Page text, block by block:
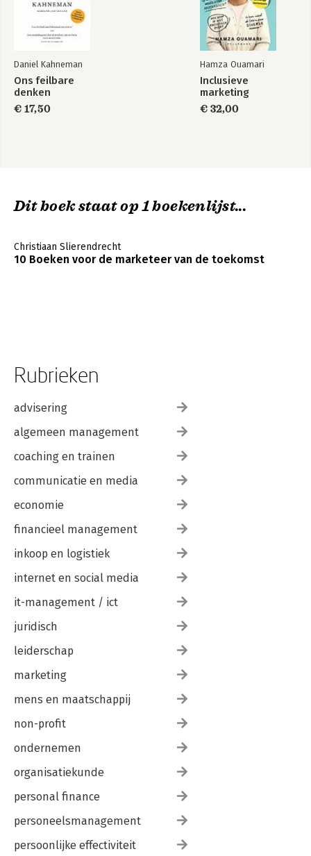
En nu is het aan sales 216
Close the loop 218
Blijf ontwikkelen 219
Dank 220
Daniel Kahneman
Ons feilbare
denken
€ 17,50
Hamza Ouamari
Inclusieve
marketing
€ 32,00
Dit boek staat op 1 boekenlijst...
Christiaan Slierendrecht
10 Boeken voor de marketeer van de toekomst
Rubrieken
advisering
algemeen management
coaching en trainen
communicatie en media
economie
financieel management
inkoop en logistiek
internet en social media
it-management / ict
juridisch
leiderschap
marketing
mens en maatschappij
non-profit
ondernemen
organisatiekunde
personal finance
personeelsmanagement
persoonlijke effectiviteit